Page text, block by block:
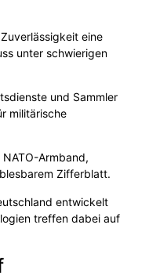
eine
unter schwierigen
und Sammler
militärische
Armband,
Zifferblatt.
entwickelt
treffen dabei auf